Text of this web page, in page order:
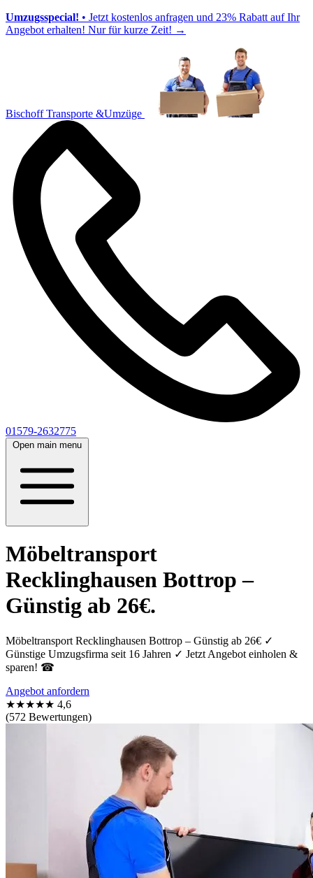
Umzugsspecial! • Jetzt kostenlos anfragen und 23% Rabatt auf Ihr
Angebot erhalten! Nur für kurze Zeit! →
Bischoff Transporte &Umzüge
01579-2632775
Open main menu
Möbeltransport
Recklinghausen Bottrop –
Günstig ab 26€.
Möbeltransport Recklinghausen Bottrop – Günstig ab 26€ ✓
Günstige Umzugsfirma seit 16 Jahren ✓ Jetzt Angebot einholen &
sparen! ☎
Angebot anfordern
★★★★★ 4,6
(572 Bewertungen)